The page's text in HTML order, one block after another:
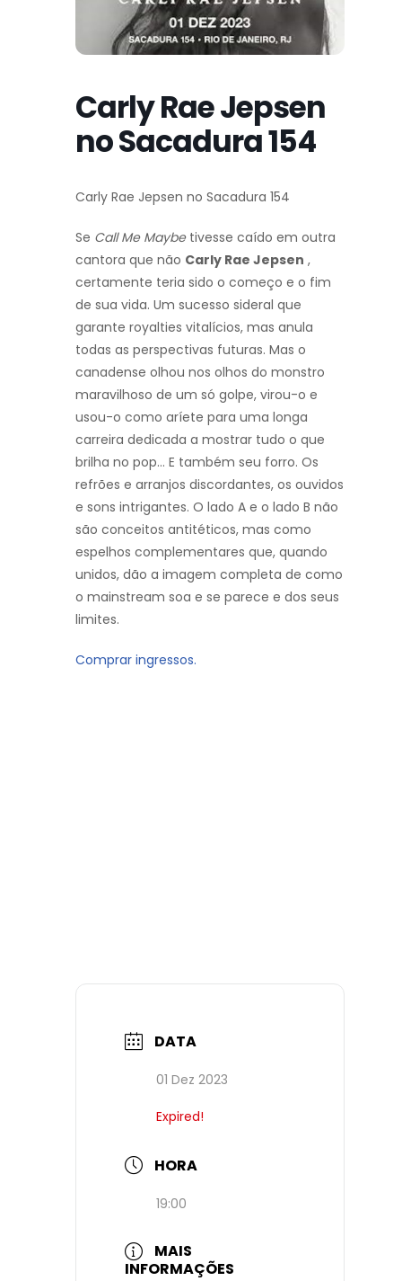
Carly Rae Jepsen
no Sacadura 154
Carly Rae Jepsen no Sacadura 154
Se Call Me Maybetivesse caído em outra
cantora que não Carly Rae Jepsen ,
certamente teria sido o começo e o fim
de sua vida. Um sucesso sideral que
garante royalties vitalícios, mas anula
todas as perspectivas futuras. Mas o
canadense olhou nos olhos do monstro
maravilhoso de um só golpe, virou-o e
usou-o como aríete para uma longa
carreira dedicada a mostrar tudo o que
brilha no pop… E também seu forro. Os
refrões e arranjos discordantes, os ouvidos
e sons intrigantes. O lado A e o lado B não
são conceitos antitéticos, mas como
espelhos complementares que, quando
unidos, dão a imagem completa de como
o mainstream soa e se parece e dos seus
limites.
Comprar ingressos.
DATA
01 Dez 2023
Expired!
HORA
19:00
MAIS
INFORMAÇÕES